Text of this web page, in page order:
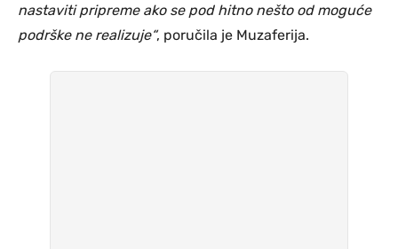
nastaviti pripreme ako se pod hitno nešto od moguće
podrške ne realizuje“, poručila je Muzaferija.